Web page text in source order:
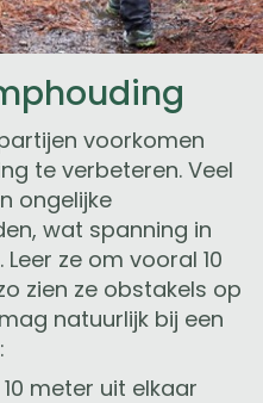
voorkomen
te verbeteren. Veel
ongelijke
wat spanning in
ze om vooral 10
zien ze obstakels op
natuurlijk bij een
meter uit elkaar